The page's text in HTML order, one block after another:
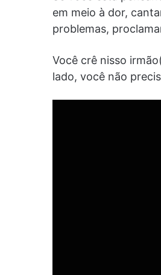
em meio à dor,
problemas,
Você crê nisso
lado, você não